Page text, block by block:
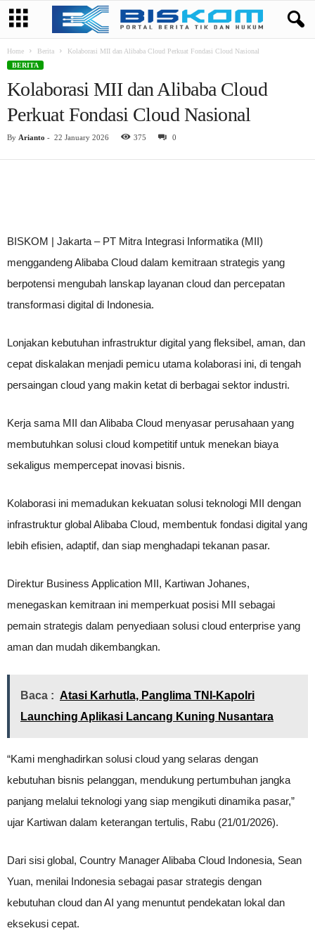
Home Berita
Kolaborasi MII dan Alibaba Cloud Perkuat Fondasi Cloud Nasional
BERITA
Kolaborasi MII dan Alibaba Cloud
Perkuat Fondasi Cloud Nasional
By Arianto - 22 January 2026 375 0
BISKOM | Jakarta – PT Mitra Integrasi Informatika (MII)
menggandeng Alibaba Cloud dalam kemitraan strategis yang
berpotensi mengubah lanskap layanan cloud dan percepatan
transformasi digital di Indonesia.
Lonjakan kebutuhan infrastruktur digital yang fleksibel, aman, dan
cepat diskalakan menjadi pemicu utama kolaborasi ini, di tengah
persaingan cloud yang makin ketat di berbagai sektor industri.
Kerja sama MII dan Alibaba Cloud menyasar perusahaan yang
membutuhkan solusi cloud kompetitif untuk menekan biaya
sekaligus mempercepat inovasi bisnis.
Kolaborasi ini memadukan kekuatan solusi teknologi MII dengan
infrastruktur global Alibaba Cloud, membentuk fondasi digital yang
lebih efisien, adaptif, dan siap menghadapi tekanan pasar.
Direktur Business Application MII, Kartiwan Johanes,
menegaskan kemitraan ini memperkuat posisi MII sebagai
pemain strategis dalam penyediaan solusi cloud enterprise yang
aman dan mudah dikembangkan.
Baca : Atasi Karhutla, Panglima TNI-Kapolri
Launching Aplikasi Lancang Kuning Nusantara
“Kami menghadirkan solusi cloud yang selaras dengan
kebutuhan bisnis pelanggan, mendukung pertumbuhan jangka
panjang melalui teknologi yang siap mengikuti dinamika pasar,”
ujar Kartiwan dalam keterangan tertulis, Rabu (21/01/2026).
Dari sisi global, Country Manager Alibaba Cloud Indonesia, Sean
Yuan, menilai Indonesia sebagai pasar strategis dengan
kebutuhan cloud dan AI yang menuntut pendekatan lokal dan
eksekusi cepat.